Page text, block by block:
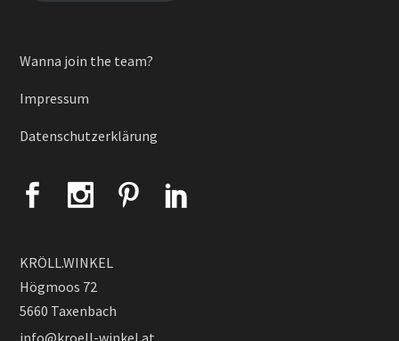
Wanna join the team?
Impressum
Datenschutzerklärung
KRÖLL.WINKEL
Högmoos 72
5660 Taxenbach
info@kroell-winkel.at